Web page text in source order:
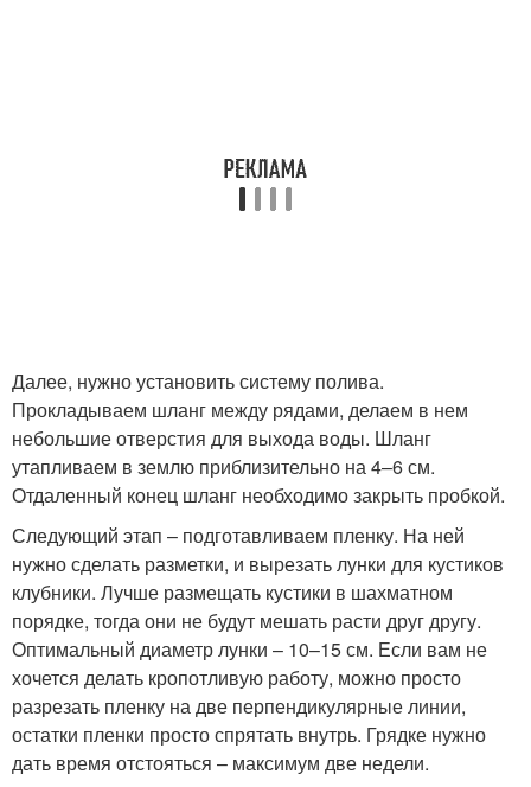
Далее, нужно установить систему полива.
Прокладываем шланг между рядами, делаем в нем
небольшие отверстия для выхода воды. Шланг
утапливаем в землю приблизительно на 4–6 см.
Отдаленный конец шланг необходимо закрыть пробкой.
Следующий этап – подготавливаем пленку. На ней
нужно сделать разметки, и вырезать лунки для кустиков
клубники. Лучше размещать кустики в шахматном
порядке, тогда они не будут мешать расти друг другу.
Оптимальный диаметр лунки – 10–15 см. Если вам не
хочется делать кропотливую работу, можно просто
разрезать пленку на две перпендикулярные линии,
остатки пленки просто спрятать внутрь. Грядке нужно
дать время отстояться – максимум две недели.